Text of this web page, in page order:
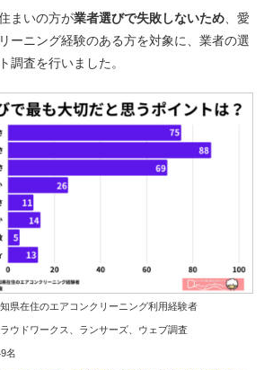
まいの方が業者選びで失敗しないため 、愛
ーニング経験のある方を対象に、業者の選
調査を行いました。
県在住のエアコンクリーニング利用経験者
ウドワークス、ランサーズ、ウェブ調査
名